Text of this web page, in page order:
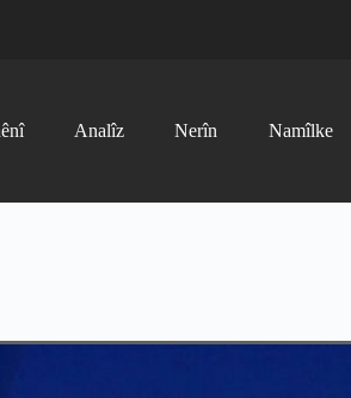
Analîz Nerîn Namîlke